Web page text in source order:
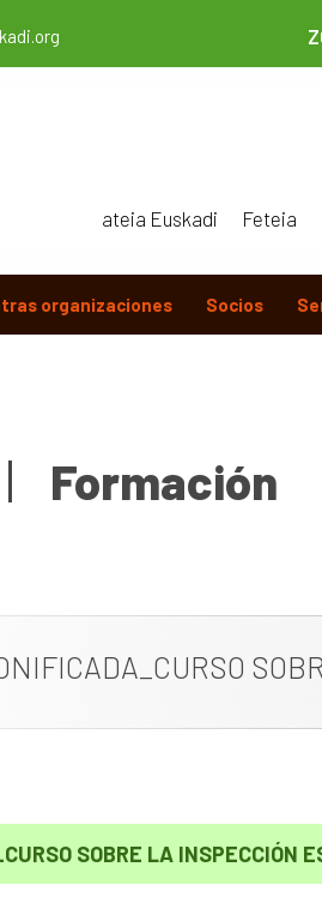
ateia Euskadi Feteia
organizaciones Socios
Formación
SOBRE LA INSPECCIÓN